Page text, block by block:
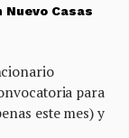
Casas
para
este mes) y